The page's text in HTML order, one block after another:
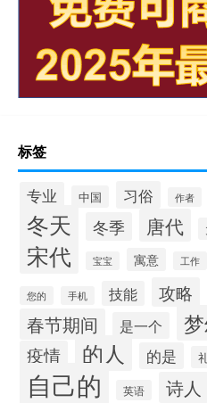
标签
专业 中国 习俗 作者
冬天 冬季 唐代
宋代 宝宝 寓意 工作
您的 手机 技能 攻略
春节期间 是一个
疫情 的人 的是
自己的 英语 诗人